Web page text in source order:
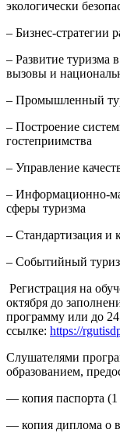
экологически
– Бизнес-стратегии
– Развитие туризма
вызовы и
– Промышленный
– Построение
гостеприимства
– Управление
– Информационно-
сферы туризма
– Стандартизация и
– Событийный
Регистрация на
октября до
программу или до
ссылке: https://
Слушателями
образованием,
— копия паспорта (1
— копия диплома о